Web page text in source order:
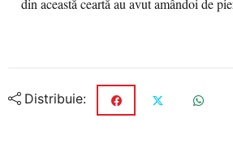
din această ceartă au avut amândoi de
Distribuie: